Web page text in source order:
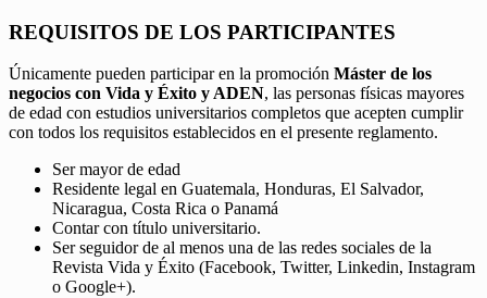
REQUISITOS DE LOS PARTICIPANTES
Únicamente pueden participar en la promoción Máster de los
negocios con Vida y Éxito y ADEN, las personas físicas mayores
de edad con estudios universitarios completos que acepten cumplir
con todos los requisitos establecidos en el presente reglamento.
Ser mayor de edad
Residente legal en Guatemala, Honduras, El Salvador,
Nicaragua, Costa Rica o Panamá
Contar con título universitario.
Ser seguidor de al menos una de las redes sociales de la
Revista Vida y Éxito (Facebook, Twitter, Linkedin, Instagram
o Google+).